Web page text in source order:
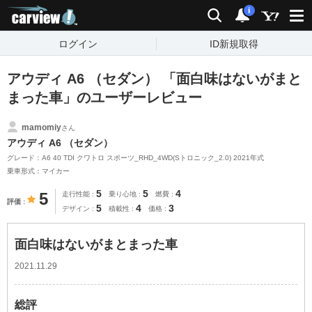
検索 通知
i
ログイン ID新規取得
アウディ A6 （セダン） 「面白味はないがまと
まった車」のユーザーレビュー
mamomiyさん
アウディ A6 （セダン）
グレード：A6 40 TDI クワトロ スポーツ_RHD_4WD(Sトロニック_2.0) 2021年式
乗車形式：マイカー
評価 5 走行性能 5 乗り心地 5 燃費 4
デザイン 5 積載性 4 価格 3
面白味はないがまとまった車
2021.11.29
総評